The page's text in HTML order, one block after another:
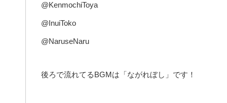
@KenmochiToya
@InuiToko
@NaruseNaru
後ろで流れてるBGMは「ながれぼし」です！